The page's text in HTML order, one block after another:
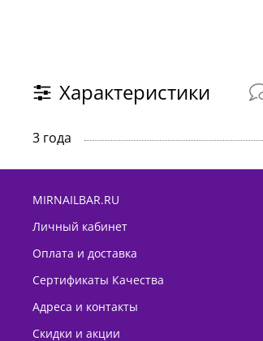
Характеристики
3 года
MIRNAILBAR.RU
Личный кабинет
Оплата и доставка
Сертификаты Качества
Адреса и контакты
Скидки и акции